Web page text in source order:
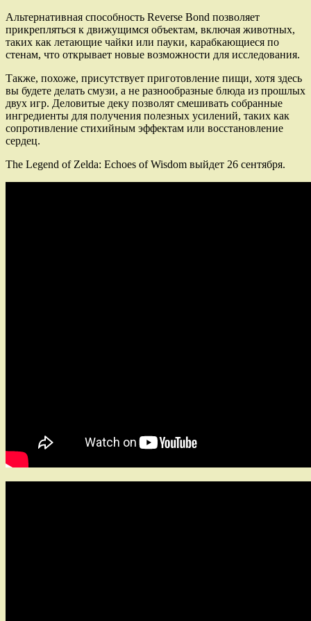
Альтернативная способность Reverse Bond позволяет
прикрепляться к движущимся объектам, включая животных,
таких как летающие чайки или пауки, карабкающиеся по
стенам, что открывает новые возможности для исследования.
Также, похоже, присутствует приготовление пищи, хотя здесь
вы будете делать смузи, а не разнообразные блюда из прошлых
двух игр. Деловитые деку позволят смешивать собранные
ингредиенты для получения полезных усилений, таких как
сопротивление стихийным эффектам или восстановление
сердец.
The Legend of Zelda: Echoes of Wisdom выйдет 26 сентября.